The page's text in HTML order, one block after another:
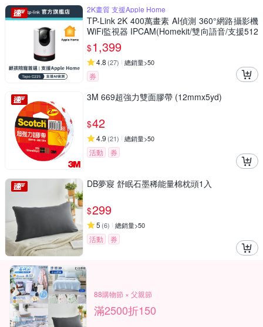
2K畫質 支援Apple Home
TP-Link 2K 400萬畫素 AI偵測 360°網路攝影機
WiFi監視器 IPCAM(Homekit/雙向語音/支援512
G//Tapo C225)
$1,399
4.8 (27) 總銷量>50
券
3M 669超強力雙面膠帶 (12mmx5yd)
$42
4.9 (21) 總銷量>50
活動 券
DB夢寢 舒眠石墨稀能量棉枕頭1入
$299
5 (6) 總銷量>50
活動 券
88購物節 × 父親節
滿2500折150